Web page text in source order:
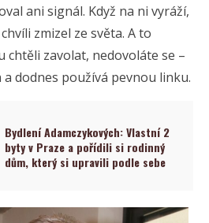
ani signál. Když na ni vyráží,
zmizel ze světa. A to
chtěli zavolat, nedovoláte se –
dodnes používá pevnou linku.
Bydlení Adamczykových: Vlastní 2
byty v Praze a pořídili si rodinný
dům, který si upravili podle sebe